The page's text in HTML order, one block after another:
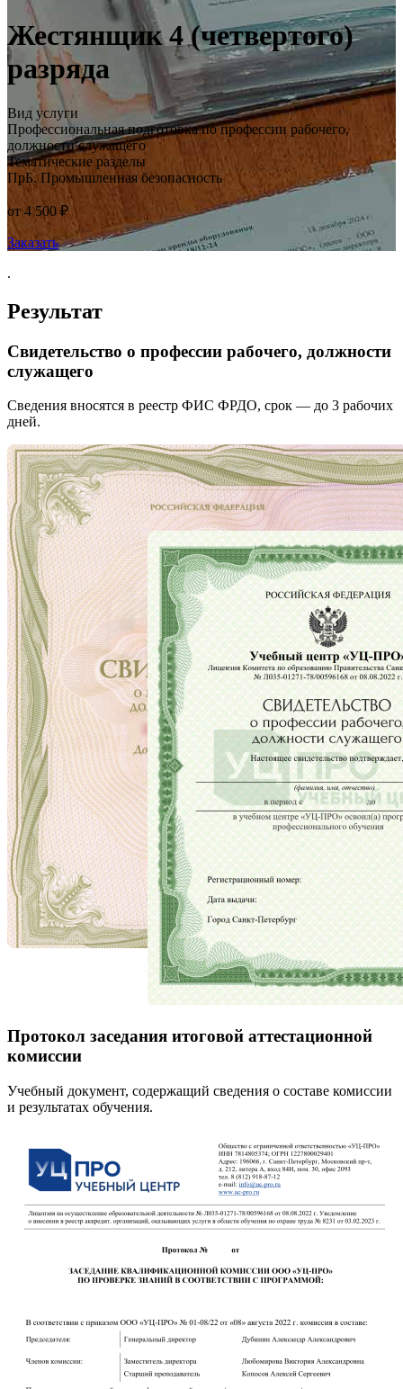
Жестянщик 4 (четвертого)
разряда
Вид услуги
Профессиональная подготовка по профессии рабочего,
должности служащего
Тематические разделы
ПрБ. Промышленная безопасность
от 4 500 ₽
Заказать
.
Результат
Свидетельство о профессии рабочего, должности
служащего
Сведения вносятся в реестр ФИС ФРДО, срок — до 3 рабочих
дней.
Протокол заседания итоговой аттестационной
комиссии
Учебный документ, содержащий сведения о составе комиссии
и результатах обучения.